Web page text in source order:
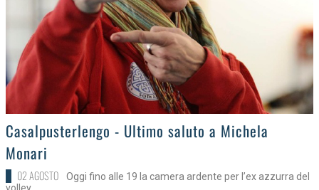
>
Casalpusterlengo - Ultimo saluto a Michela
Monari
02 AGOSTO
Oggi fino alle 19 la camera ardente per l’ex azzurra del
volley